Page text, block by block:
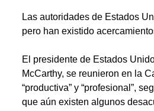
Las autoridades de Estados
pero han existido
El presidente de Estados
McCarthy, se reunieron en la
“productiva” y “profesional”,
que aún existen algunos